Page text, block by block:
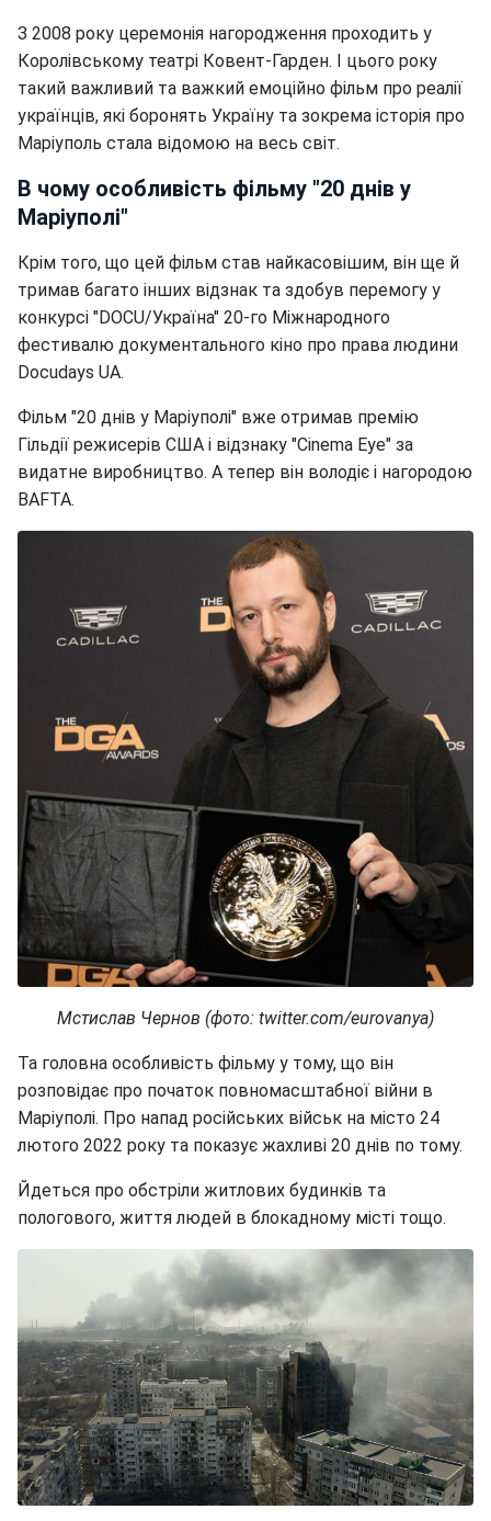
З 2008 року церемонія нагородження проходить у
Королівському театрі Ковент-Гарден. І цього року
такий важливий та важкий емоційно фільм про реалії
українців, які боронять Україну та зокрема історія про
Маріуполь стала відомою на весь світ.
В чому особливість фільму "20 днів у
Маріуполі"
Крім того, що цей фільм став найкасовішим, він ще й
тримав багато інших відзнак та здобув перемогу у
конкурсі "DOCU/Україна" 20-го Міжнародного
фестивалю документального кіно про права людини
Docudays UA.
Фільм "20 днів у Маріуполі" вже отримав премію
Гільдії режисерів США і відзнаку "Cinema Eye" за
видатне виробництво. А тепер він володіє і нагородою
BAFTA.
Мстислав Чернов (фото: twitter.com/eurovanya)
Та головна особливість фільму у тому, що він
розповідає про початок повномасштабної війни в
Маріуполі. Про напад російських військ на місто 24
лютого 2022 року та показує жахливі 20 днів по тому.
Йдеться про обстріли житлових будинків та
пологового, життя людей в блокадному місті тощо.